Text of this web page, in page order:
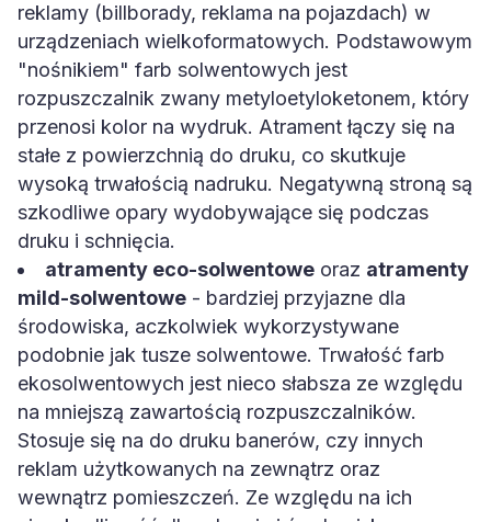
reklamy (billborady, reklama na pojazdach) w
urządzeniach wielkoformatowych. Podstawowym
"nośnikiem" farb solwentowych jest
rozpuszczalnik zwany metyloetyloketonem, który
przenosi kolor na wydruk. Atrament łączy się na
stałe z powierzchnią do druku, co skutkuje
wysoką trwałością nadruku. Negatywną stroną są
szkodliwe opary wydobywające się podczas
druku i schnięcia.
atramenty eco-solwentowe oraz atramenty
mild-solwentowe - bardziej przyjazne dla
środowiska, aczkolwiek wykorzystywane
podobnie jak tusze solwentowe. Trwałość farb
ekosolwentowych jest nieco słabsza ze względu
na mniejszą zawartością rozpuszczalników.
Stosuje się na do druku banerów, czy innych
reklam użytkowanych na zewnątrz oraz
wewnątrz pomieszczeń. Ze względu na ich